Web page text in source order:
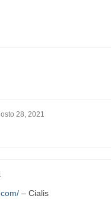
28, 2021
– Cialis